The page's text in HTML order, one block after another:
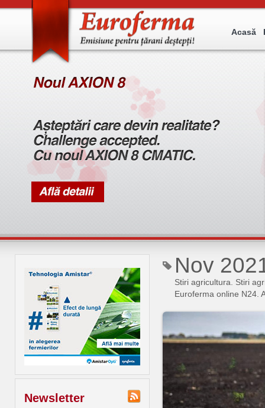
Acasă
Newsletter
Nov
Stiri agricultura. Stiri
Euroferma online N24.